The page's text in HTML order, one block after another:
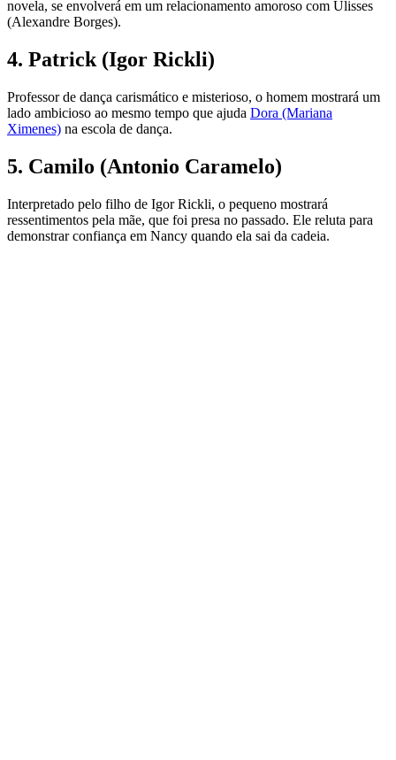
novela, se envolverá em um relacionamento amoroso com Ulisses
(Alexandre Borges).
4. Patrick (Igor Rickli)
Professor de dança carismático e misterioso, o homem mostrará um
lado ambicioso ao mesmo tempo que ajuda Dora (Mariana
Ximenes) na escola de dança.
5. Camilo (Antonio Caramelo)
Interpretado pelo filho de Igor Rickli, o pequeno mostrará
ressentimentos pela mãe, que foi presa no passado. Ele reluta para
demonstrar confiança em Nancy quando ela sai da cadeia.